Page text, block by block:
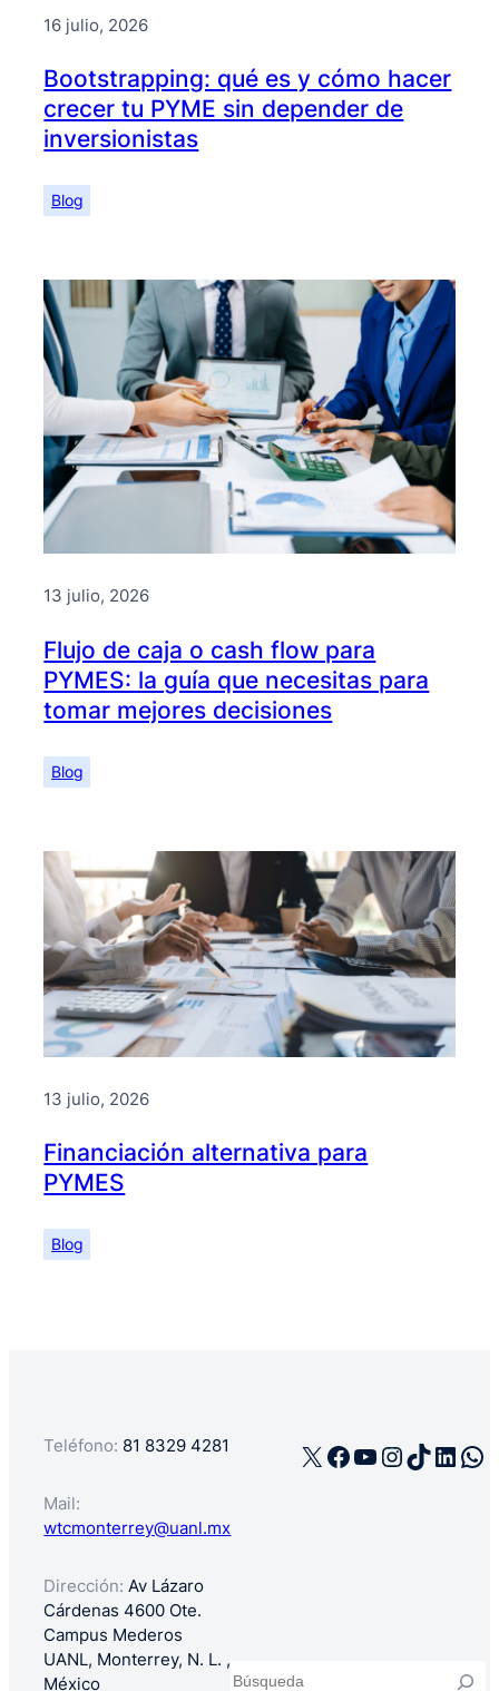
16 julio, 2026
Bootstrapping: qué es y cómo hacer
crecer tu PYME sin depender de
inversionistas
Blog
13 julio, 2026
Flujo de caja o cash flow para
PYMES: la guía que necesitas para
tomar mejores decisiones
Blog
13 julio, 2026
Financiación alternativa para
PYMES
Blog
Teléfono: 81 8329 4281
Mail:
wtcmonterrey@uanl.mx
Dirección: Av Lázaro
Cárdenas 4600 Ote.
Campus Mederos
UANL, Monterrey, N. L. ,
México
X Facebook
YouTube
TikTok